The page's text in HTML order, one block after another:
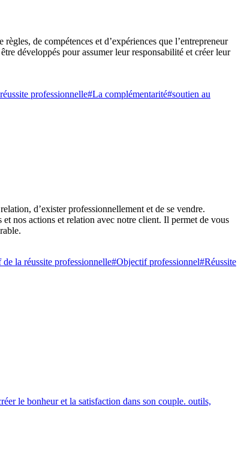
de compétences et d’expériences que l’entrepreneur
développés pour assumer leur responsabilité et créer leur
professionnelle#La complémentarité#soutien au
d’exister professionnellement et de se vendre.
nos actions et relation avec notre client. Il permet de vous
la réussite professionnelle#Objectif professionnel#Réussite
le bonheur et la satisfaction dans son couple. outils,